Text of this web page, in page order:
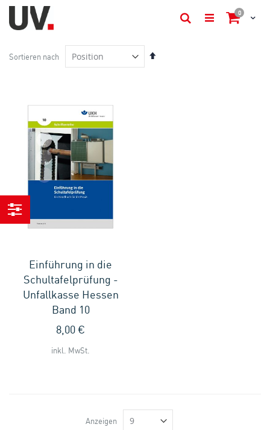
Cart
0items
Suche
Sortieren nach
In
Einführung in die
Schultafelprüfung -
Unfallkasse Hessen
Band 10
8,00 €
inkl. MwSt.
Anzeigen
Einkaufen